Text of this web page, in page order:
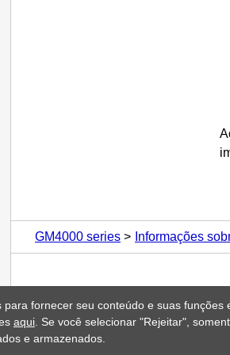
para fornecer seu conteúdo e suas
aqui. Se você selecionar "Rejeitar",
e armazenados.
GM4000 series Informações